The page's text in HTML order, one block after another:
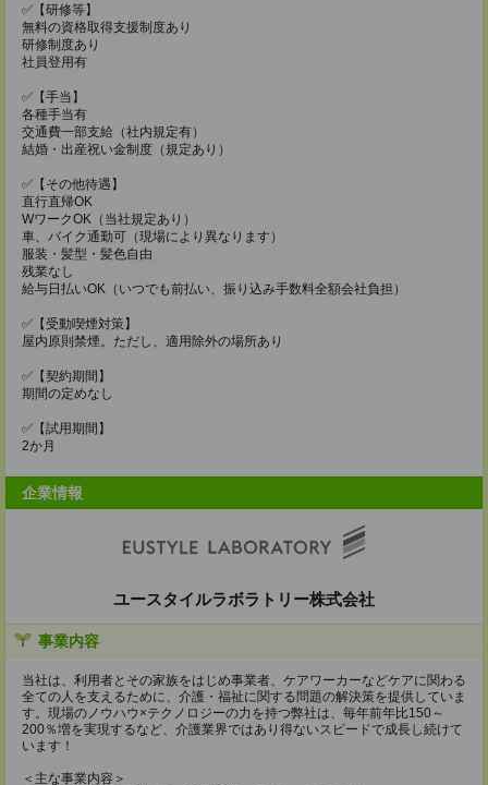
✅【研修等】
無料の資格取得支援制度あり
研修制度あり
社員登用有
✅【手当】
各種手当有
交通費一部支給（社内規定有）
結婚・出産祝い金制度（規定あり）
✅【その他待遇】
直行直帰OK
WワークOK（当社規定あり）
車、バイク通勤可（現場により異なります）
服装・髪型・髪色自由
残業なし
給与日払いOK（いつでも前払い、振り込み手数料全額会社負担）
✅【受動喫煙対策】
屋内原則禁煙。ただし、適用除外の場所あり
✅【契約期間】
期間の定めなし
✅【試用期間】
2か月
企業情報
ユースタイルラボラトリー株式会社
事業内容
当社は、利用者とその家族をはじめ事業者、ケアワーカーなどケアに関わる
全ての人を支えるために、介護・福祉に関する問題の解決策を提供していま
す。現場のノウハウ×テクノロジーの力を持つ弊社は、毎年前年比150～
200％増を実現するなど、介護業界ではあり得ないスピードで成長し続けて
います！
＜主な事業内容＞